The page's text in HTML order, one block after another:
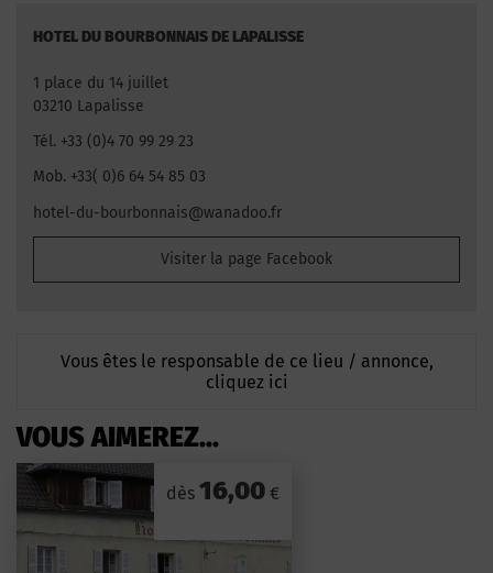
HOTEL DU BOURBONNAIS DE LAPALISSE
1 place du 14 juillet
03210 Lapalisse
Tél. +33 (0)4 70 99 29 23
Mob. +33( 0)6 64 54 85 03
hotel-du-bourbonnais@wanadoo.fr
Visiter la page Facebook
Vous êtes le responsable de ce lieu / annonce,
cliquez ici
VOUS AIMEREZ...
dès 16,00 €